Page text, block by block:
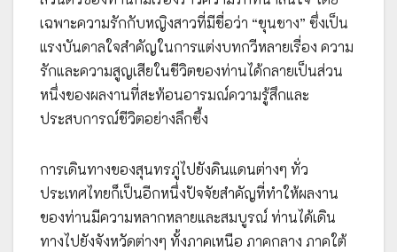
เฉพาะความรักกับหญิงสาวที่มีชื่อว่า “ขุนชาง” ซึ่งเป็น
แรงบันดาลใจสำคัญในการแต่งบทกวีหลายเรื่อง ความ
รักและความสูญเสียในชีวิตของท่านได้กลายเป็นส่วน
หนึ่งของผลงานที่สะท้อนอารมณ์ความรู้สึกและ
ประสบการณ์ชีวิตอย่างลึกซึ้ง
การเดินทางของสุนทรภู่ไปยังดินแดนต่างๆ ทั่ว
ประเทศไทยก็เป็นอีกหนึ่งปัจจัยสำคัญที่ทำให้ผลงาน
ของท่านมีความหลากหลายและสมบูรณ์ ท่านได้เดิน
ทางไปยังจังหวัดต่างๆ ทั้งภาคเหนือ ภาคกลาง ภาคใต้